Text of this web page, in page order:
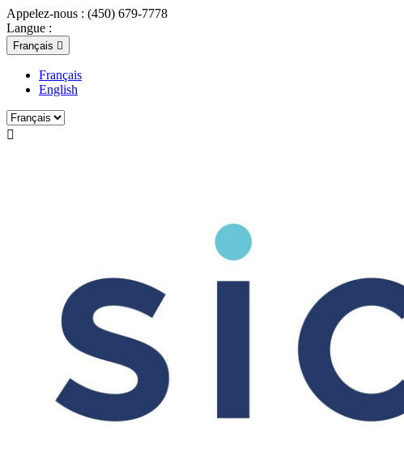
Appelez-nous : (450) 679-7778
Langue :
Français 
Français
English
